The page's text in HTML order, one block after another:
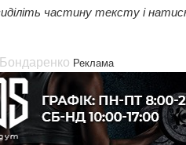
частину тексту і
Реклама